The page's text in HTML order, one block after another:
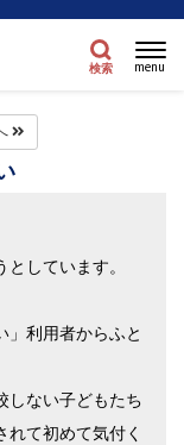
検索 menu
しています。
利用者からふと
しない子どもたち
て初めて気付く